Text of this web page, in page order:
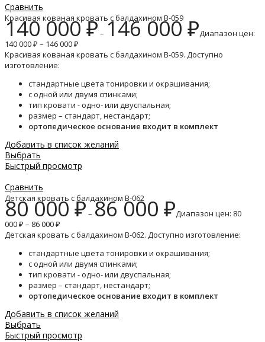
Сравнить
Красивая кованая кровать с балдахином B-059
140 000₽– 146 000₽Диапазон цен:
140 000 ₽ – 146 000 ₽
Красивая кованая кровать с балдахином B-059. Доступно
изготовление:
стандартные цвета тонировки и окрашивания;
с одной или двумя спинками;
тип кровати - одно- или двуспальная;
размер – стандарт, нестандарт;
ортопедическое основание входит в комплект
Добавить в список желаний
Выбрать
Быстрый просмотр
Сравнить
Детская кровать с балдахином B-062
80 000₽– 86 000 ₽Диапазон цен: 80
000 ₽ – 86 000 ₽
Детская кровать с балдахином B-062. Доступно изготовление:
стандартные цвета тонировки и окрашивания;
с одной или двумя спинками;
тип кровати - одно- или двуспальная;
размер – стандарт, нестандарт;
ортопедическое основание входит в комплект
Добавить в список желаний
Выбрать
Быстрый просмотр